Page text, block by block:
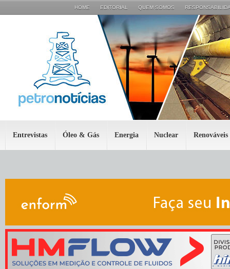
HOME EDITORIAL QUEM SOMOS
Entrevistas Óleo & Gás Energia Nuclear Renováveis